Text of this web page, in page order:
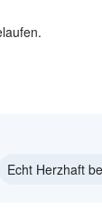
Echt Herzhaft